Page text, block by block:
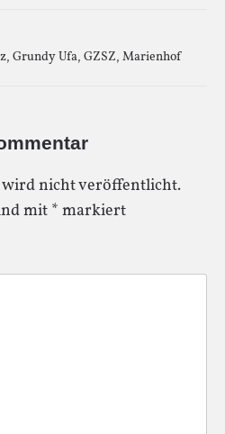
, Grundy Ufa, GZSZ, Marienhof
nicht veröffentlicht.
mit * markiert